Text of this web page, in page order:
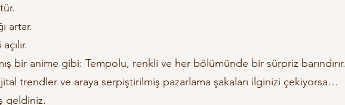
artar.
bir anime gibi: Tempolu, renkli ve her bölümünde bir sürpriz barındırır.
trendler ve araya serpiştirilmiş pazarlama şakaları ilginizi çekiyorsa…
geldiniz.